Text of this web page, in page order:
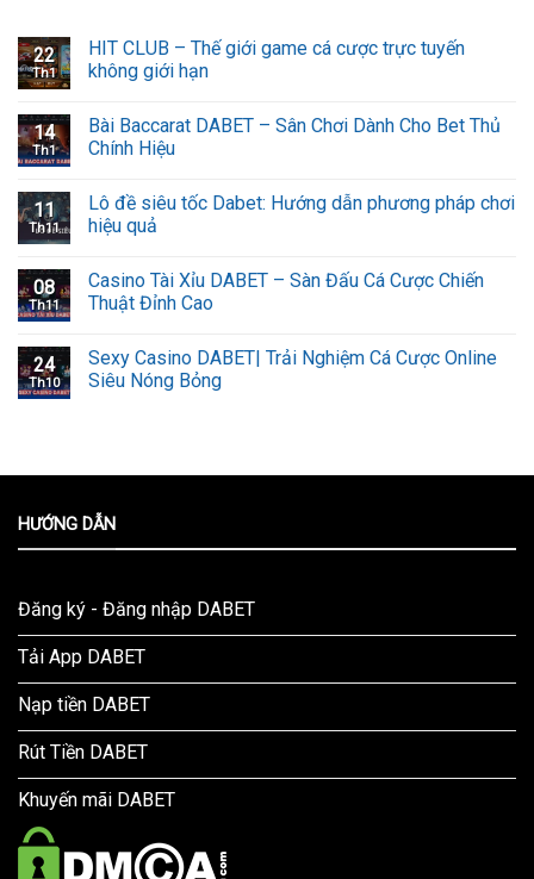
22
Th1
HIT CLUB – Thế giới game cá cược trực tuyến
không giới hạn
14
Th1
Bài Baccarat DABET – Sân Chơi Dành Cho Bet Thủ
Chính Hiệu
11
Th11
Lô đề siêu tốc Dabet: Hướng dẫn phương pháp chơi
hiệu quả
08
Th11
Casino Tài Xỉu DABET – Sàn Đấu Cá Cược Chiến
Thuật Đỉnh Cao
24
Th10
Sexy Casino DABET| Trải Nghiệm Cá Cược Online
Siêu Nóng Bỏng
HƯỚNG DẪN
Đăng ký - Đăng nhập DABET
Tải App DABET
Nạp tiền DABET
Rút Tiền DABET
Khuyến mãi DABET